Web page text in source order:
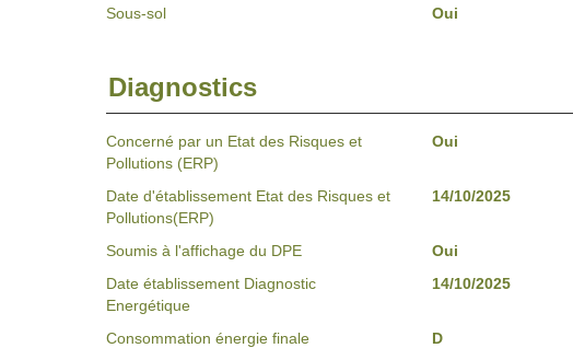
Sous-sol
Oui
Diagnostics
Concerné par un Etat des Risques et
Pollutions (ERP)
Oui
Date d'établissement Etat des Risques et
Pollutions(ERP)
14/10/2025
Soumis à l'affichage du DPE
Oui
Date établissement Diagnostic
Energétique
14/10/2025
Consommation énergie finale
D